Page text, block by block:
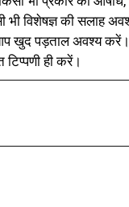
भी विशेषज्ञ की
आप खुद पड़ताल अवश्य
टिप्पणी ही करें।